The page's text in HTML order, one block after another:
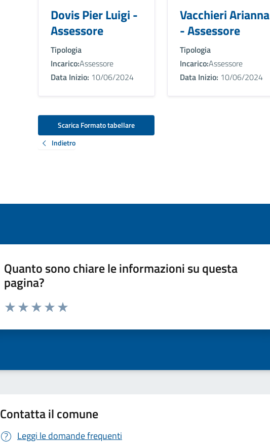
Dovis Pier Luigi -
Assessore
Tipologia
Incarico:Assessore
Data Inizio: 10/06/2024
Vacchieri Arianna
- Assessore
Tipologia
Incarico:Assessore
Data Inizio: 10/06/2024
Scarica Formato tabellare
Indietro
Quanto sono chiare le informazioni su questa
pagina?
Valuta da 1 a 5 stelle la pagina
Contatta il comune
Leggi le domande frequenti